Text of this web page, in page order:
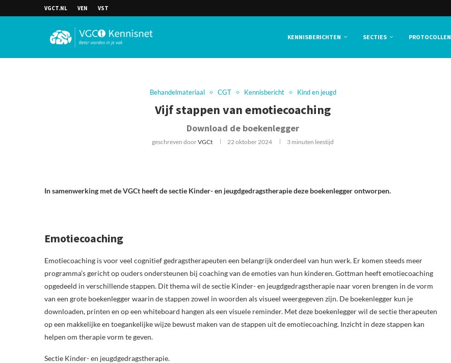
VGCT.NL VEN VST
KENNISBERICHTEN SECTIES PROTOCOLLEN
Behandelmateriaal CGT Kennisbericht Kind en jeugd
Vijf stappen van emotiecoaching
Download de boekenlegger
geschreven doorVGCt 22 oktober 2024 3 minuten leestijd
In samenwerking met de VGCt heeft de sectie Kinder- en jeugdgedragstherapie deze boekenlegger ontworpen.
Emotiecoaching
Emotiecoaching is voor veel cognitief gedragstherapeuten een belangrijk onderdeel van hun werk. Er komen steeds meer
programma’s gericht op ouders ondersteunen bij coaching van de emoties van hun kinderen. Gottman heeft emotiecoaching
opgedeeld in verschillende stappen. Dit thema wil de sectie Kinder- en jeugdgedragstherapie naar voren brengen in de vorm
van een grote boekenlegger waarin de stappen zowel in woorden als visueel weergegeven zijn. De boekenlegger kun je
downloaden, printen en op een whiteboard hangen als een visuele reminder. Met deze boekenlegger wil de sectie therapeuten
op een makkelijke en toegankelijke wijze bewust maken van de stappen uit de emotiecoaching. Inzicht in deze stappen kan
helpen om therapie vorm te geven.
Sectie Kinder- en jeugdgedragstherapie.